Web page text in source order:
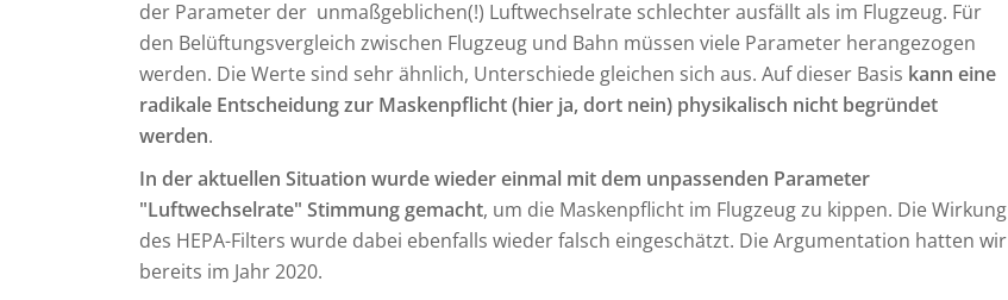
der Parameter der unmaßgeblichen(!) Luftwechselrate schlechter ausfällt als im Flugzeug. Für
den Belüftungsvergleich zwischen Flugzeug und Bahn müssen viele Parameter herangezogen
werden. Die Werte sind sehr ähnlich, Unterschiede gleichen sich aus. Auf dieser Basis kann eine
radikale Entscheidung zur Maskenpflicht (hier ja, dort nein) physikalisch nicht begründet
werden.
In der aktuellen Situation wurde wieder einmal mit dem unpassenden Parameter
"Luftwechselrate" Stimmung gemacht, um die Maskenpflicht im Flugzeug zu kippen. Die Wirkung
des HEPA-Filters wurde dabei ebenfalls wieder falsch eingeschätzt. Die Argumentation hatten wir
bereits im Jahr 2020.